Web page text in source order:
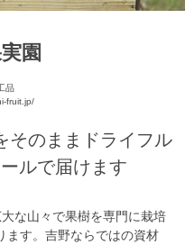
園
品
fruit.jp/
そのままドライフル
ルで届けます
な山々で果樹を専門に栽培
ます。吉野ならではの資材